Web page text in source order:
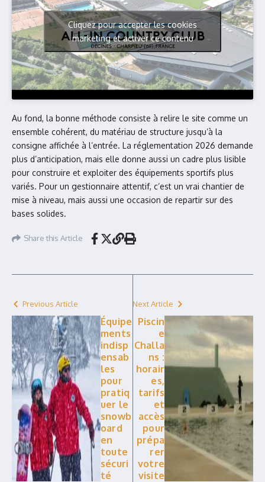
Cliquez pour accepter les cookies
marketing et activer ce contenu
Au fond, la bonne méthode consiste à relire le site comme un
ensemble cohérent, du matériau de structure jusqu’à la
consigne affichée à l’entrée. La réglementation 2026 demande
plus d’anticipation, mais elle donne aussi un cadre plus lisible
pour construire et exploiter des équipements sportifs plus
variés. Pour un gestionnaire attentif, c’est un vrai chantier de
mise à niveau, mais aussi une occasion de repartir sur des
bases solides.
Share this Article
Previous Article
Équipe
ments
indisp
ensab
les
pour
pratiq
uer le
snowb
oard
en
toute
sécuri
té
Next Article
Piscin
e
Challa
ns :
horair
es,
tarifs
et
accès
pour
prépa
rer
votre
visite